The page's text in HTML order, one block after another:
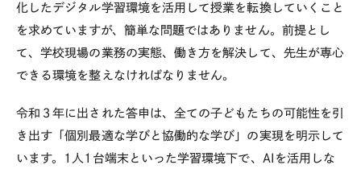
化したデジタル学習環境を活用して授業を転換していくこと
を求めていますが、簡単な問題ではありません。前提とし
て、学校現場の業務の実態、働き方を解決して、先生が専心
できる環境を整えなければなりません。
令和３年に出された答申は、全ての子どもたちの可能性を引
き出す「個別最適な学びと協働的な学び」の実現を明示して
います。1人1台端末といった学習環境下で、AIを活用しな